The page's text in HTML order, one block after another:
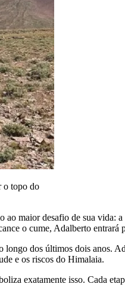
o topo do
maior desafio de sua
o cume, Adalberto
dos últimos dois
e os riscos do Himalaia.
exatamente isso. Cada